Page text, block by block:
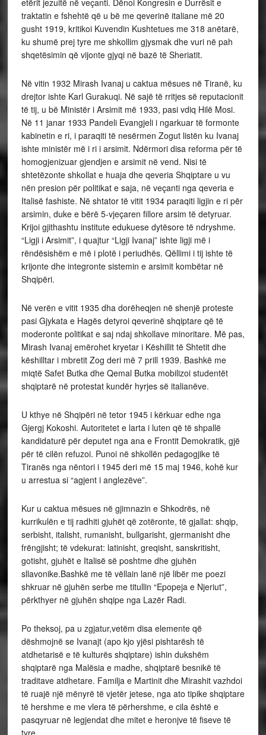
etërit jezuitë në veçanti. Dënoi Kongresin e Durrësit e
traktatin e fshehtë që u bë me qeverinë italiane më 20
gusht 1919, kritikoi Kuvendin Kushtetues me 318 anëtarë,
ku shumë prej tyre me shkollim gjysmak dhe vuri në pah
shqetësimin që vijonte gjyqi në bazë të Sheriatit.
Në vitin 1932 Mirash Ivanaj u caktua mësues në Tiranë, ku
drejtor ishte Karl Gurakuqi. Në sajë të rritjes së reputacionit
të tij, u bë Ministër i Arsimit më 1933, pasi vdiq Hilë Mosi.
Në 11 janar 1933 Pandeli Evangjeli i ngarkuar të formonte
kabinetin e ri, i paraqiti të nesërmen Zogut listën ku Ivanaj
ishte ministër më i ri i arsimit. Ndërmori disa reforma për të
homogjenizuar gjendjen e arsimit në vend. Nisi të
shtetëzonte shkollat e huaja dhe qeveria Shqiptare u vu
nën presion për politikat e saja, në veçanti nga qeveria e
Italisë fashiste. Në shtator të vitit 1934 paraqiti ligjin e ri për
arsimin, duke e bërë 5-vjeçaren fillore arsim të detyruar.
Krijoi gjithashtu institute edukuese dytësore të ndryshme.
“Ligji i Arsimit”, i quajtur “Ligji Ivanaj” ishte ligji më i
rëndësishëm e më i plotë i periudhës. Qëllimi i tij ishte të
krijonte dhe integronte sistemin e arsimit kombëtar në
Shqipëri.
Në verën e vitit 1935 dha dorëheqjen në shenjë proteste
pasi Gjykata e Hagës detyroi qeverinë shqiptare që të
moderonte politikat e saj ndaj shkollave minoritare. Më pas,
Mirash Ivanaj emërohet kryetar i Këshillit të Shtetit dhe
këshilltar i mbretit Zog deri më 7 prill 1939. Bashkë me
miqtë Safet Butka dhe Qemal Butka mobilizoi studentët
shqiptarë në protestat kundër hyrjes së italianëve.
U kthye në Shqipëri në tetor 1945 i kërkuar edhe nga
Gjergj Kokoshi. Autoritetet e larta i luten që të shpallë
kandidaturë për deputet nga ana e Frontit Demokratik, gjë
për të cilën refuzoi. Punoi në shkollën pedagogjike të
Tiranës nga nëntori i 1945 deri më 15 maj 1946, kohë kur
u arrestua si “agjent i anglezëve”.
Kur u caktua mësues në gjimnazin e Shkodrës, në
kurrikulën e tij radhiti gjuhët që zotëronte, të gjallat: shqip,
serbisht, italisht, rumanisht, bullgarisht, gjermanisht dhe
frëngjisht; të vdekurat: latinisht, greqisht, sanskritisht,
gotisht, gjuhët e Italisë së poshtme dhe gjuhën
sllavonike.Bashkë me të vëllain lanë një libër me poezi
shkruar në gjuhën serbe me titullin “Epopeja e Njeriut”,
përkthyer në gjuhën shqipe nga Lazër Radi.
Po theksoj, pa u zgjatur,vetëm disa elemente që
dëshmojnë se Ivanajt (apo kjo yjësi pishtarësh të
atdhetarisë e të kulturës shqiptare) ishin dukshëm
shqiptarë nga Malësia e madhe, shqiptarë besnikë të
traditave atdhetare. Familja e Martinit dhe Mirashit vazhdoi
të ruajë një mënyrë të vjetër jetese, nga ato tipike shqiptare
të hershme e me vlera të përhershme, e cila është e
pasqyruar në legjendat dhe mitet e heronjve të fiseve të